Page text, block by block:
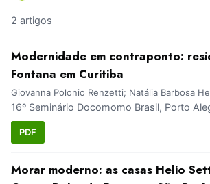
2 artigos
Modernidade em contraponto:
Fontana em Curitiba
Giovanna Polonio Renzetti; Natália Barbosa
16º Seminário Docomomo Brasil, Porto
PDF
Morar moderno: as casas Helio